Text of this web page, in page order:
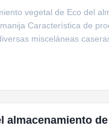
vegetal de Eco del
Característica de
misceláneas
almacenamiento